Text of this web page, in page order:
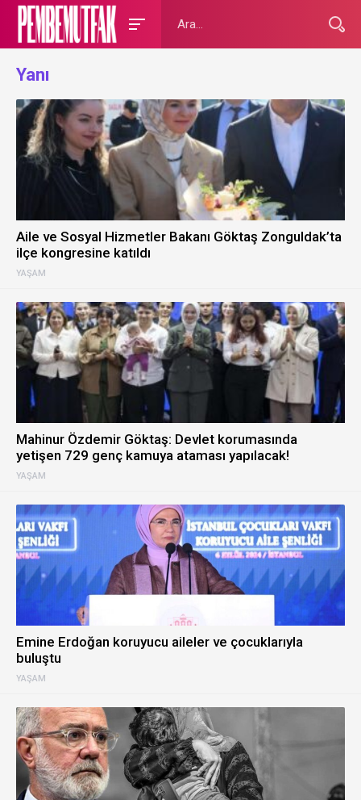
Yanı
YAŞAM
Aile ve Sosyal Hizmetler Bakanı Göktaş Zonguldak’ta
ilçe kongresine katıldı
YAŞAM
Mahinur Özdemir Göktaş: Devlet korumasında
yetişen 729 genç kamuya ataması yapılacak!
YAŞAM
Emine Erdoğan koruyucu aileler ve çocuklarıyla
buluştu